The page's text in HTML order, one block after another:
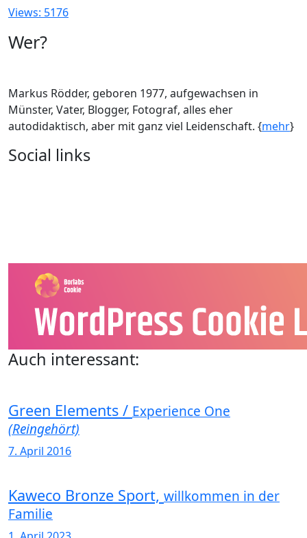
Views: 5176
Wer?
Markus Rödder, geboren 1977, aufgewachsen in
Münster, Vater, Blogger, Fotograf, alles eher
autodidaktisch, aber mit ganz viel Leidenschaft. {mehr}
Social links
Auch interessant:
Green Elements / Experience One
(Reingehört)
7. April 2016
Kaweco Bronze Sport, willkommen in der
Familie